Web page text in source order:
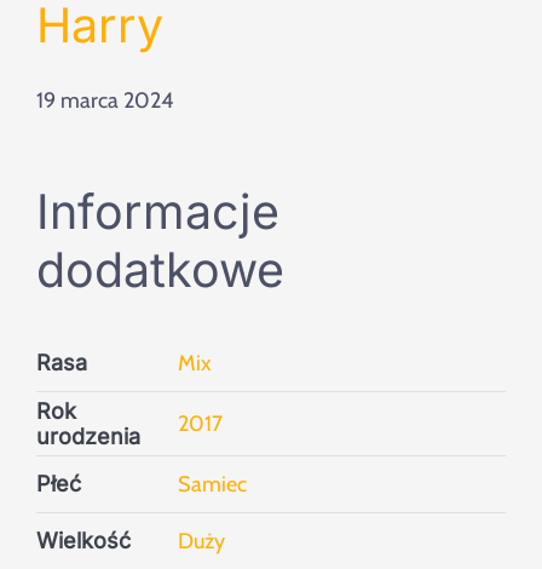
Szukaj
Harry
19 marca 2024
Informacje
dodatkowe
Rasa Mix
Rok
urodzenia
2017
Płeć Samiec
Wielkość Duży